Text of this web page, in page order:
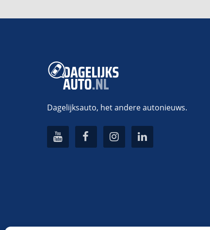
Dagelijksauto, het andere autonieuws.